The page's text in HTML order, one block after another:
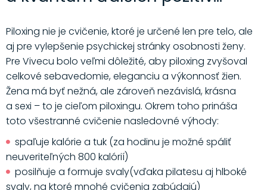
Piloxing nie je cvičenie, ktoré je určené len pre telo, ale
aj pre vylepšenie psychickej stránky osobnosti ženy.
Pre Vivecu bolo veľmi dôležité, aby piloxing zvyšoval
celkové sebavedomie, eleganciu a výkonnosť žien.
Žena má byť nežná, ale zároveň nezávislá, krásna
a sexi – to je cieľom piloxingu. Okrem toho prináša
toto všestranné cvičenie nasledovné výhody:
spaľuje kalórie a tuk (za hodinu je možné spáliť
neuveriteľných 800 kalórií)
posilňuje a formuje svaly(vďaka pilatesu aj hlboké
svaly, na ktoré mnohé cvičenia zabúdajú)